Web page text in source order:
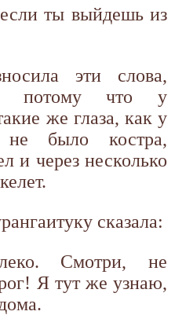
ты выйдешь из
эти слова,
потому что у
же глаза, как у
было костра,
и через несколько
сказала:
Смотри, не
Я тут же узнаю,